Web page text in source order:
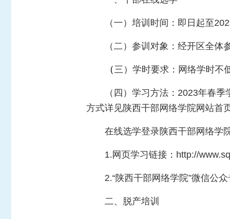
（一）培训时间：即日起至
（二）参训对象：经开区全体
（三）学时要求：网络学时不
（四）学习方法：2023年春
方式详见陕西干部网络学院网站首
在线选学登录陕西干部网络学
1.网页学习链接：http://
2.“陕西干部网络学院”微信公众
二、脱产培训